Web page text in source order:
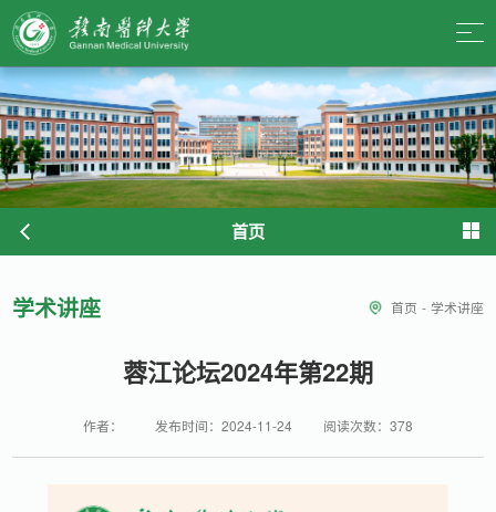
首页
学术讲座 首页 - 学术讲座
蓉江论坛2024年第22期
作者： 发布时间：2024-11-24 阅读次数： 378